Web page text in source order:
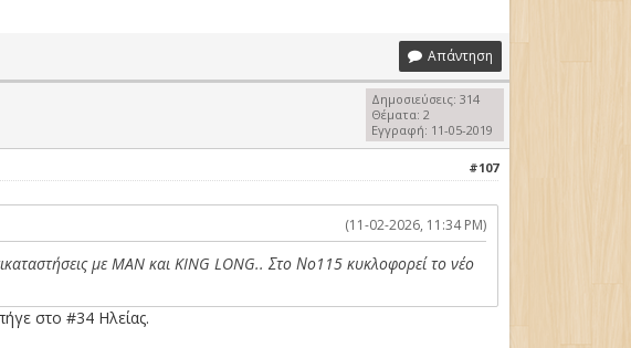
Απάντηση
Δημοσιεύσεις: 314
Θέματα: 2
Εγγραφή: 11-05-2019
#107
(11-02-2026, 11:34 PM)
με MAN και KING LONG.. Στο Νο115 κυκλοφορεί το νέο
στο #34 Ηλείας.